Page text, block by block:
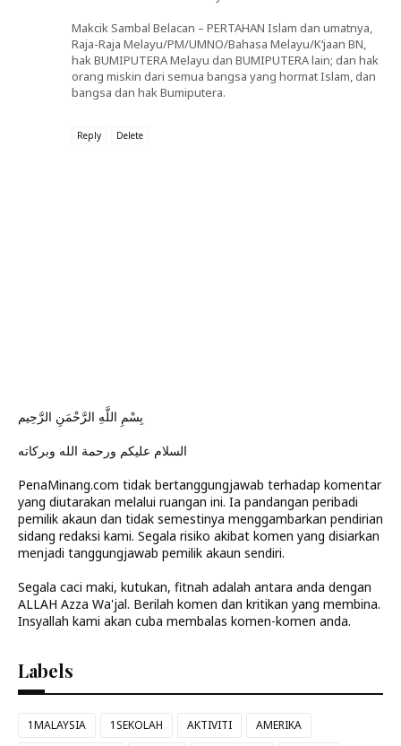
Makcik Sambal Belacan – PERTAHAN Islam dan umatnya,
Raja-Raja Melayu/PM/UMNO/Bahasa Melayu/K‘jaan BN,
hak BUMIPUTERA Melayu dan BUMIPUTERA lain; dan hak
orang miskin dari semua bangsa yang hormat Islam, dan
bangsa dan hak Bumiputera.
Reply Delete
بِسْمِ اللَّهِ الرَّحْمَنِ الرَّحِيم
السلام عليكم ورحمة الله وبركاته
PenaMinang.com tidak bertanggungjawab terhadap komentar
yang diutarakan melalui ruangan ini. Ia pandangan peribadi
pemilik akaun dan tidak semestinya menggambarkan pendirian
sidang redaksi kami. Segala risiko akibat komen yang disiarkan
menjadi tanggungjawab pemilik akaun sendiri.
Segala caci maki, kutukan, fitnah adalah antara anda dengan
ALLAH Azza Wa'jal. Berilah komen dan kritikan yang membina.
Insyallah kami akan cuba membalas komen-komen anda.
Labels
1MALAYSIA 1SEKOLAH AKTIVITI
AMERIKA